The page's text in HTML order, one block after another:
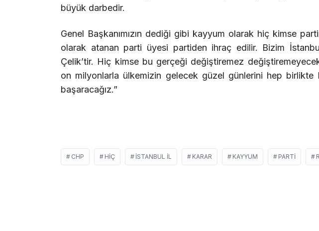
büyük darbedir.
Genel Başkanımızın dediği gibi kayyum olarak hiç kimse
olarak atanan parti üyesi partiden ihraç edilir. Bizim
Çelik’tir. Hiç kimse bu gerçeği değiştiremez
on milyonlarla ülkemizin gelecek güzel günlerini hep birlikte
başaracağız.”
CHP HIÇ İSTANBUL İL KARAR KAYYUM PARTI